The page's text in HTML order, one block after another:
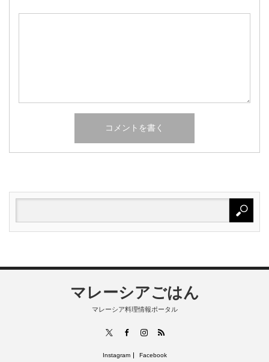
マレーシアごはん
マレーシア料理情報ポータル
FacebookInstagram
RSS
Instagram Facebook